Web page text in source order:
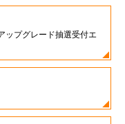
ップグレード抽選受付エ